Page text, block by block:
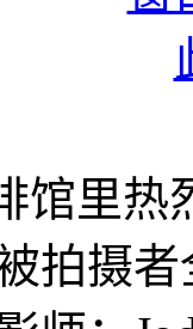
馆里热
拍摄